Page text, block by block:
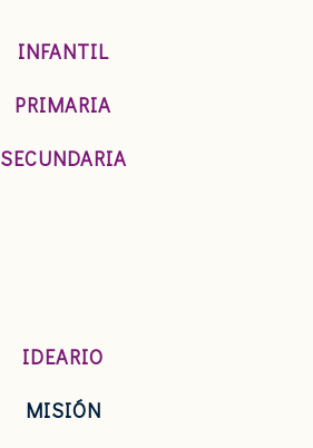
INFANTIL
PRIMARIA
SECUNDARIA
IDEARIO
MISIÓN